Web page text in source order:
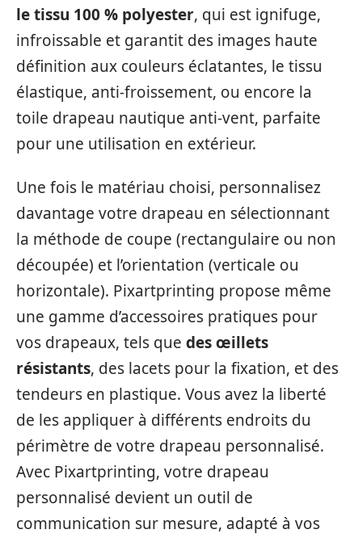
le tissu 100 % polyester, qui est ignifuge,
infroissable et garantit des images haute
définition aux couleurs éclatantes, le tissu
élastique, anti-froissement, ou encore la
toile drapeau nautique anti-vent, parfaite
pour une utilisation en extérieur.
Une fois le matériau choisi, personnalisez
davantage votre drapeau en sélectionnant
la méthode de coupe (rectangulaire ou non
découpée) et l’orientation (verticale ou
horizontale). Pixartprinting propose même
une gamme d’accessoires pratiques pour
vos drapeaux, tels que des œillets
résistants, des lacets pour la fixation, et des
tendeurs en plastique. Vous avez la liberté
de les appliquer à différents endroits du
périmètre de votre drapeau personnalisé.
Avec Pixartprinting, votre drapeau
personnalisé devient un outil de
communication sur mesure, adapté à vos